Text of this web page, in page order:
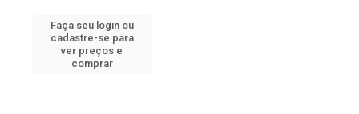
Faça seu login ou
cadastre-se para
ver preços e
comprar